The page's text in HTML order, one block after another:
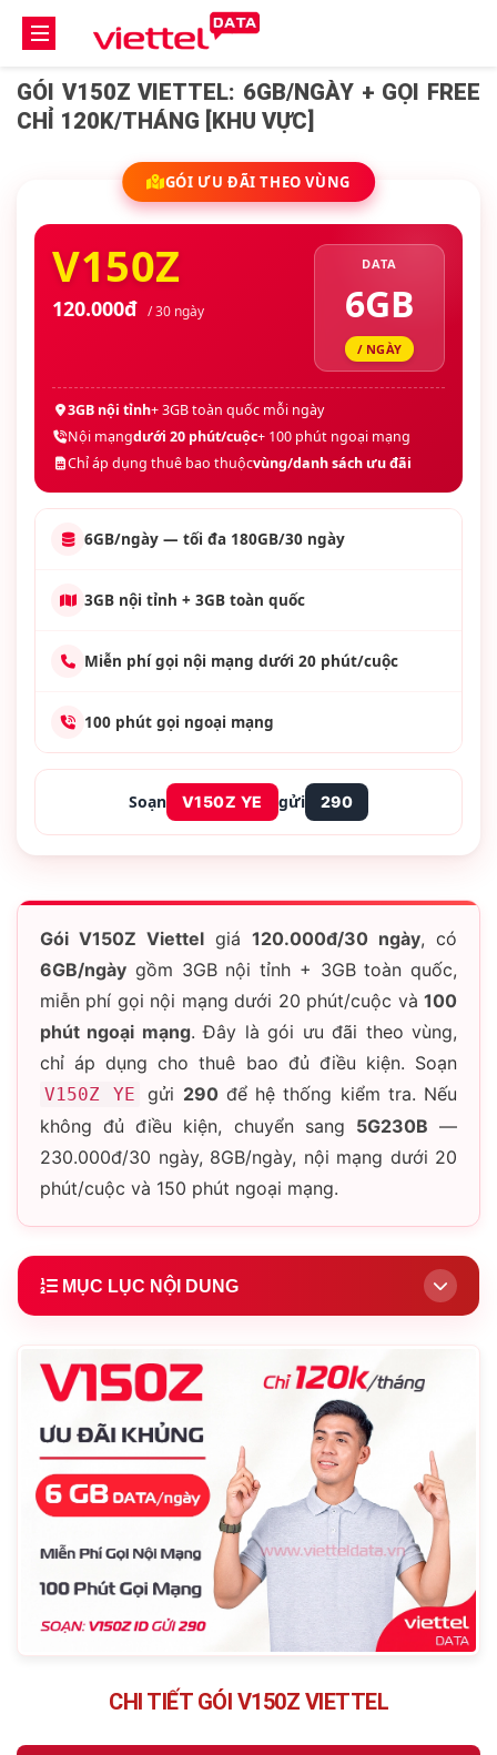
GÓI V150Z VIETTEL: 6GB/NGÀY + GỌI FREE
CHỈ 120K/THÁNG [KHU VỰC]
GÓI ƯU ĐÃI THEO VÙNG
V150Z
120.000đ / 30 ngày
DATA
6GB
/ NGÀY
3GB nội tỉnh+ 3GB toàn quốc mỗi ngày
Nội mạngdưới 20 phút/cuộc+ 100 phút ngoại mạng
Chỉ áp dụng thuê bao thuộcvùng/danh sách ưu đãi
6GB/ngày — tối đa 180GB/30 ngày
3GB nội tỉnh + 3GB toàn quốc
Miễn phí gọi nội mạng dưới 20 phút/cuộc
100 phút gọi ngoại mạng
Soạn V150Z YE gửi 290
Gói V150Z Viettel giá 120.000đ/30 ngày, có
6GB/ngày gồm 3GB nội tỉnh + 3GB toàn quốc,
miễn phí gọi nội mạng dưới 20 phút/cuộc và 100
phút ngoại mạng. Đây là gói ưu đãi theo vùng,
chỉ áp dụng cho thuê bao đủ điều kiện. Soạn
V150Z YE gửi 290để hệ thống kiểm tra. Nếu
không đủ điều kiện, chuyển sang 5G230B —
230.000đ/30 ngày, 8GB/ngày, nội mạng dưới 20
phút/cuộc và 150 phút ngoại mạng.
MỤC LỤC NỘI DUNG
2. Điều kiện đăng ký
3. Cách đăng ký V150Z
Không đủ điều kiện: chọn 5G230B
5. Gói 6V150Z và 12V150Z
6. Kiểm tra & hủy gói
Câu hỏi thường gặp
CHI TIẾT GÓI V150Z VIETTEL